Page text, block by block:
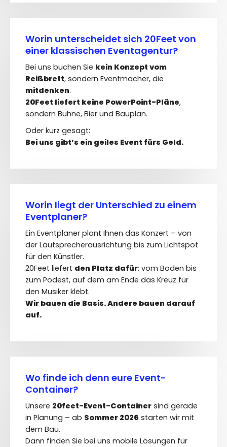
Worin unterscheidet sich 20Feet von
einer klassischen Eventagentur?
Bei uns buchen Sie kein Konzept vom
Reißbrett, sondern Eventmacher, die
mitdenken.
20Feet liefert keine PowerPoint-Pläne,
sondern Bühne, Bier und Bauplan.
Oder kurz gesagt:
Bei uns gibt’s ein geiles Event fürs Geld.
Worin liegt der Unterschied zu einem
Eventplaner?
Ein Eventplaner plant Ihnen das Konzert – von
der Lautsprecherausrichtung bis zum Lichtspot
für den Künstler.
20Feet liefert den Platz dafür: vom Boden bis
zum Podest, auf dem am Ende das Kreuz für
den Musiker klebt.
Wir bauen die Basis. Andere bauen darauf
auf.
Wo finde ich denn eure Event-
Container?
Unsere 20feet-Event-Container sind gerade
in Planung – ab Sommer 2026 starten wir mit
dem Bau.
Dann finden Sie bei uns mobile Lösungen für